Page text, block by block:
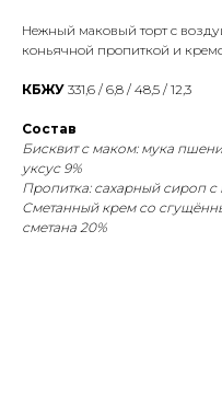
Нежный маковый торт с
коньячной пропиткой и
КБЖУ 331,6 / 6,8 / 48,5 / 12,3
Состав
Бисквит с маком: мука
уксус 9%
Пропитка: сахарный сироп с
Сметанный крем со
сметана 20%